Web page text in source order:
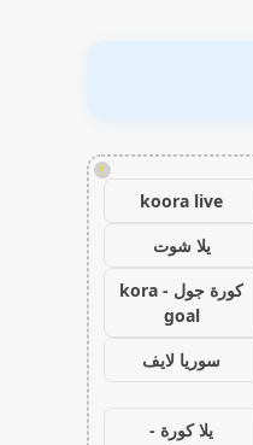
!
koora live
يلا شوت
كورة جول - kora
goal
سوريا لايف
يلا كورة -